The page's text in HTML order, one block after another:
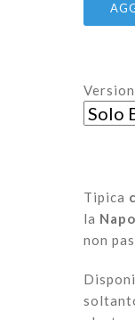
Tipica
la
non